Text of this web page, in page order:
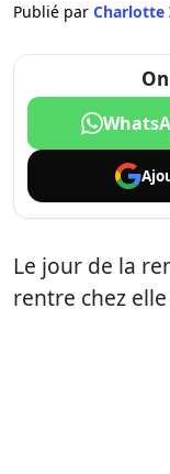
Publié par Charlotte
Le jour de la
rentre chez